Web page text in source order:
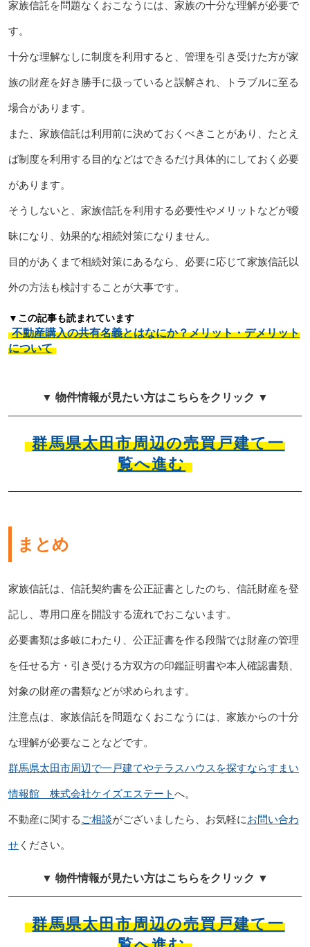
家族信託を問題なくおこなうには、家族の十分な理解が必要で
す。
十分な理解なしに制度を利用すると、管理を引き受けた方が家
族の財産を好き勝手に扱っていると誤解され、トラブルに至る
場合があります。
また、家族信託は利用前に決めておくべきことがあり、たとえ
ば制度を利用する目的などはできるだけ具体的にしておく必要
があります。
そうしないと、家族信託を利用する必要性やメリットなどが曖
昧になり、効果的な相続対策になりません。
目的があくまで相続対策にあるなら、必要に応じて家族信託以
外の方法も検討することが大事です。
▼この記事も読まれています
不動産購入の共有名義とはなにか？メリット・デメリット
について
▼ 物件情報が見たい方はこちらをクリック ▼
群馬県太田市周辺の売買戸建て一
覧へ進む
まとめ
家族信託は、信託契約書を公正証書としたのち、信託財産を登
記し、専用口座を開設する流れでおこないます。
必要書類は多岐にわたり、公正証書を作る段階では財産の管理
を任せる方・引き受ける方双方の印鑑証明書や本人確認書類、
対象の財産の書類などが求められます。
注意点は、家族信託を問題なくおこなうには、家族からの十分
な理解が必要なことなどです。
群馬県太田市周辺で一戸建てやテラスハウスを探すならすまい
情報館 株式会社ケイズエステートへ。
不動産に関する ご相談がございましたら、お気軽にお問い合わ
せください。
▼ 物件情報が見たい方はこちらをクリック ▼
群馬県太田市周辺の売買戸建て一